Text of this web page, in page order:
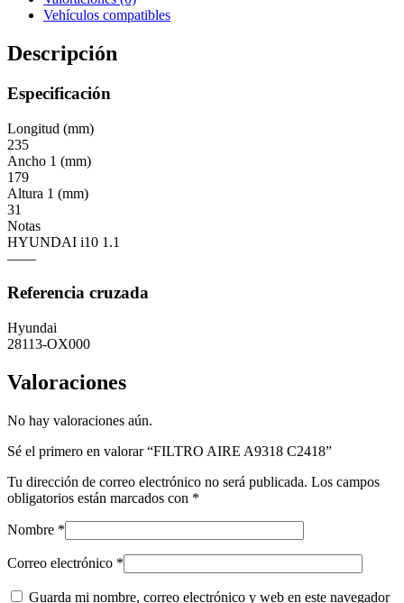
Vehículos compatibles
Descripción
Especificación
Longitud (mm)
235
Ancho 1 (mm)
179
Altura 1 (mm)
31
Notas
HYUNDAI i10 1.1
——
Referencia cruzada
Hyundai
28113-OX000
Valoraciones
No hay valoraciones aún.
Sé el primero en valorar “FILTRO AIRE A9318 C2418”
Tu dirección de correo electrónico no será publicada. Los campos
obligatorios están marcados con *
Nombre *
Correo electrónico *
Guarda mi nombre, correo electrónico y web en este navegador